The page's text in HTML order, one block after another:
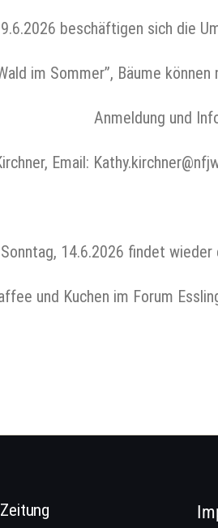
beschäftigen sich die
im Sommer”, Bäume
Anmeldung und
Email:
14.6.2026 findet
und Kuchen im Forum